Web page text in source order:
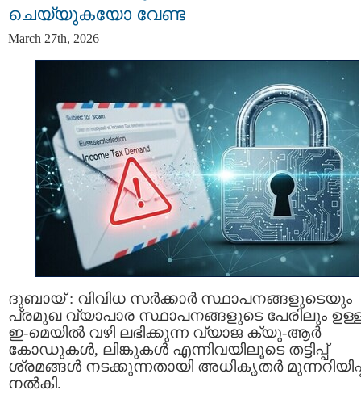
ചെയ്യുകയോ വേണ്ട
March 27th, 2026
ദുബായ് : വിവിധ സർക്കാർ സ്ഥാപനങ്ങളുടെയും
പ്രമുഖ വ്യാപാര സ്ഥാപനങ്ങളുടെ പേരിലും
ഇ-മെയിൽ വഴി ലഭിക്കുന്ന വ്യാജ ക്യു-ആർ
കോഡുകൾ, ലിങ്കുകൾ എന്നിവയിലൂടെ തട്ടിപ്പ്
ശ്രമങ്ങൾ നടക്കുന്നതായി അധികൃതർ
നൽകി.